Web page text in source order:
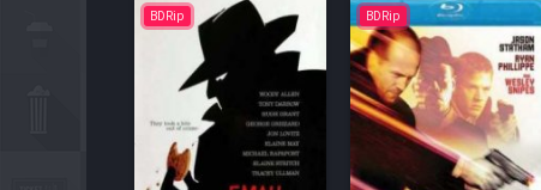
BDRip BDRip